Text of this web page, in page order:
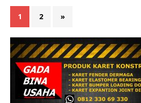
1 2 »